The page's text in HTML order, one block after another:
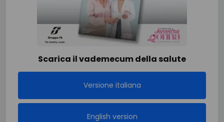
Scarica il vademecum della salute
Versione italiana
English version